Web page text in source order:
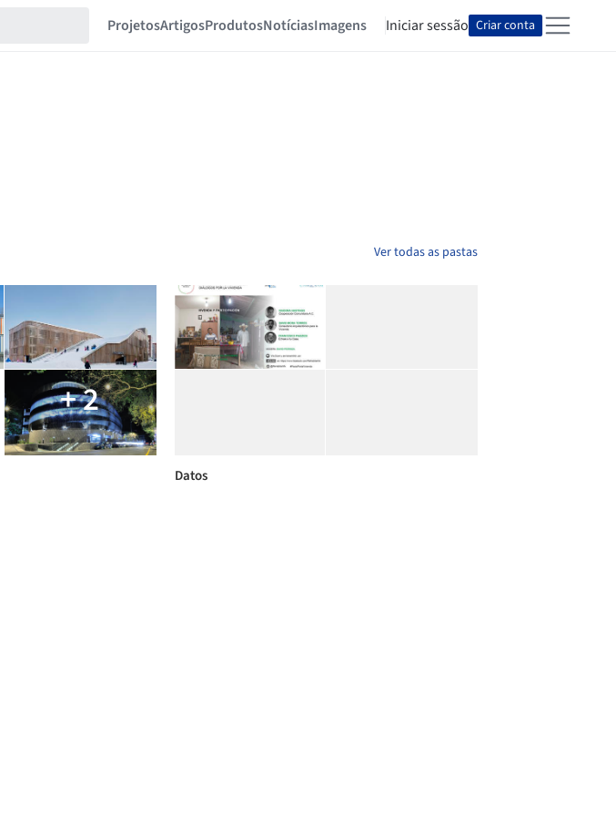
ProjetosArtigosProdutosNotíciasImagens Iniciar sessão Criar conta
Ver todas as pastas
+ 2
Datos